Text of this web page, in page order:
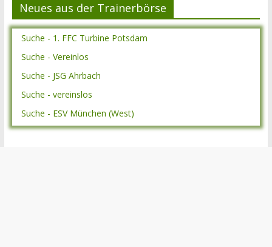
Neues aus der Trainerbörse
Suche - 1. FFC Turbine Potsdam
Suche - Vereinlos
Suche - JSG Ahrbach
Suche - vereinslos
Suche - ESV München (West)